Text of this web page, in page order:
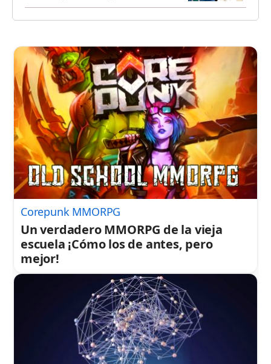
Corepunk MMORPG
Un verdadero MMORPG de la vieja
escuela ¡Cómo los de antes, pero
mejor!